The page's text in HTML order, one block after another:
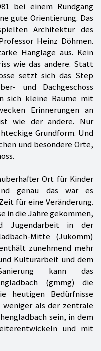
bei einem Rundgang
gute Orientierung. Das
Architektur des
Heinz Döhmen.
Hanglage aus. Kein
wie das andere. Statt
setzt sich das Step
und Dachgeschoss
sich kleine Räume mit
Erinnerungen an
wie der andere. Nur
Grundform. Und
und besondere Orte,
Ort für Kinder
genau das war es
für eine Veränderung.
in die Jahre gekommen,
Jugendarbeit in der
Mitte (Jukomm)
zunehmend mehr
Kulturarbeit und dem
kann das
(gmmg) die
heutigen Bedürfnisse
als der zentrale
sein, in dem
und mit